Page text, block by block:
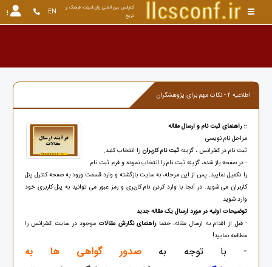
تاریخ
EN
اطلاعیه 2 - نکات مهم برای پژوهشگران
:: راهنمای ثبت نام و ارسال مقاله
مراحل نام نویسی
ثبت نام در کنفرانس ، گزینه ثبت نام کاربرانرا انتخاب کنید.
- در صفحه باز شده، گزینه ثبت نام را انتخاب نموده و فرم ثبت نام
را تکمیل نمایید. پس از این مرحله، به سایت بازگشته و وارد قسمت ورود به صفحه کنترل پنل
کاربران می شوید. در آنجا با وارد کردن نام کاربری و رمز عبور می توانید به پنل کاربری خود
وارد شوید.
توضیحات اولیه در مورد ارسال یک مقاله جدید
- قبل از اقدام به ارسال مقاله، حتماراهنمای نگارش مقالات موجود در سایت کنفرانس را
مطالعه نمایید!
- با توجه بهصدور گواهی ها به